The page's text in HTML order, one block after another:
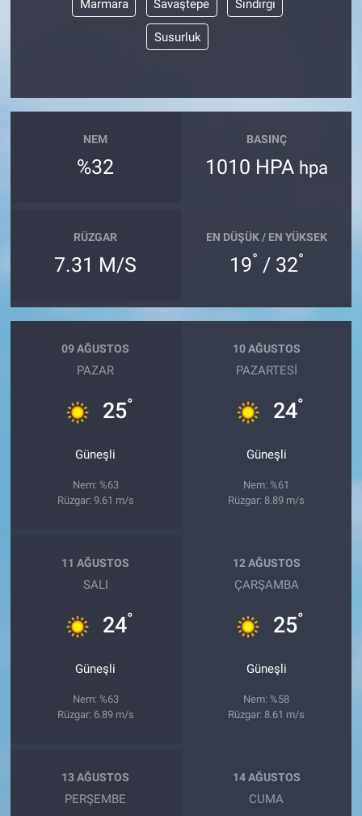
Marmara Savaştepe Sındırgı
Susurluk
NEM
%32
BASINÇ
1010 HPA hpa
RÜZGAR
7.31 M/S
EN DÜŞÜK / EN YÜKSEK
19° / 32°
09 AĞUSTOS
PAZAR
25°
Güneşli
Nem: %63
Rüzgar: 9.61 m/s
10 AĞUSTOS
PAZARTESI
24°
Güneşli
Nem: %61
Rüzgar: 8.89 m/s
11 AĞUSTOS
SALI
24°
Güneşli
Nem: %63
Rüzgar: 6.89 m/s
12 AĞUSTOS
ÇARŞAMBA
25°
Güneşli
Nem: %58
Rüzgar: 8.61 m/s
13 AĞUSTOS
PERŞEMBE
14 AĞUSTOS
CUMA